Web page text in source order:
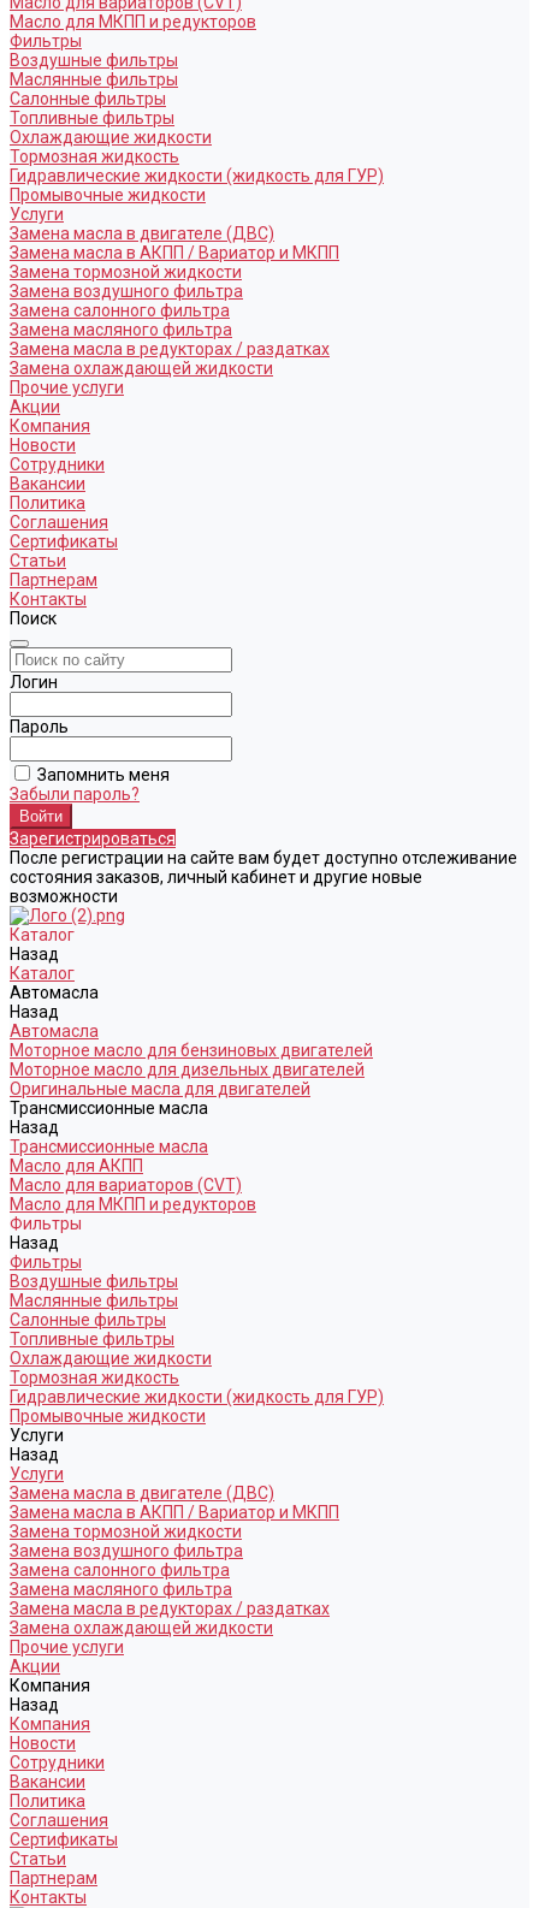
Масло для МКПП и редукторов
Фильтры
Воздушные фильтры
Маслянные фильтры
Салонные фильтры
Топливные фильтры
Охлаждающие жидкости
Тормозная жидкость
Гидравлические жидкости (жидкость для ГУР)
Промывочные жидкости
Услуги
Замена масла в двигателе (ДВС)
Замена масла в АКПП / Вариатор и МКПП
Замена тормозной жидкости
Замена воздушного фильтра
Замена салонного фильтра
Замена масляного фильтра
Замена масла в редукторах / раздатках
Замена охлаждающей жидкости
Прочие услуги
Акции
Компания
Новости
Сотрудники
Вакансии
Политика
Соглашения
Сертификаты
Статьи
Партнерам
Контакты
Поиск
Логин
Пароль
Запомнить меня
Забыли пароль?
Зарегистрироваться
После регистрации на сайте вам будет доступно отслеживание
состояния заказов, личный кабинет и другие новые
возможности
Каталог
Назад
Каталог
Автомасла
Назад
Автомасла
Моторное масло для бензиновых двигателей
Моторное масло для дизельных двигателей
Оригинальные масла для двигателей
Трансмиссионные масла
Назад
Трансмиссионные масла
Масло для АКПП
Масло для вариаторов (CVT)
Масло для МКПП и редукторов
Фильтры
Назад
Фильтры
Воздушные фильтры
Маслянные фильтры
Салонные фильтры
Топливные фильтры
Охлаждающие жидкости
Тормозная жидкость
Гидравлические жидкости (жидкость для ГУР)
Промывочные жидкости
Услуги
Назад
Услуги
Замена масла в двигателе (ДВС)
Замена масла в АКПП / Вариатор и МКПП
Замена тормозной жидкости
Замена воздушного фильтра
Замена салонного фильтра
Замена масляного фильтра
Замена масла в редукторах / раздатках
Замена охлаждающей жидкости
Прочие услуги
Акции
Компания
Назад
Компания
Новости
Сотрудники
Вакансии
Политика
Соглашения
Сертификаты
Статьи
Партнерам
Контакты